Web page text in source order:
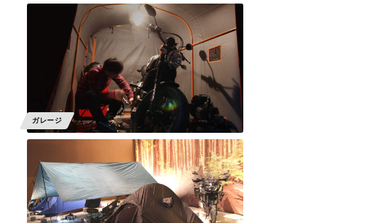
ガレージ